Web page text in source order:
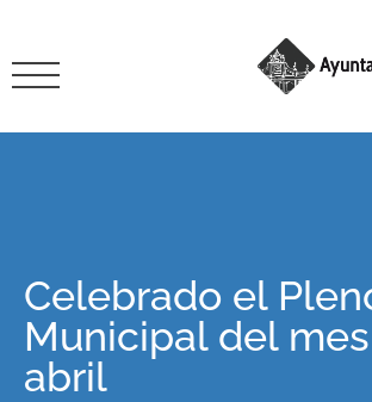
Celebrado el
Municipal del
abril